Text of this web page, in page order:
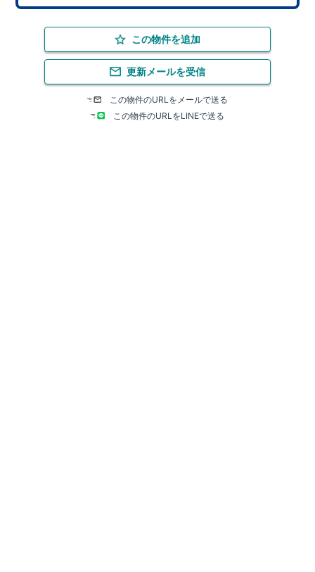
この物件を追加
更新メールを受信
この物件のURLをメールで送る
この物件のURLをLINEで送る